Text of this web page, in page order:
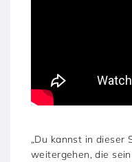
„Du kannst in dieser
weitergehen, die